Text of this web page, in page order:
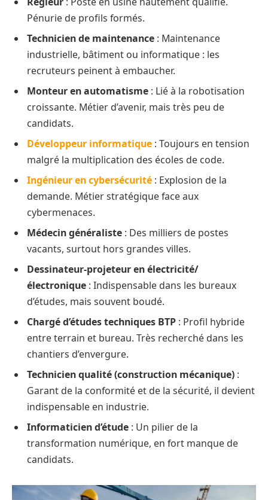
Pénurie de profils formés.
Technicien de maintenance : Maintenance
industrielle, bâtiment ou informatique : les
recruteurs peinent à embaucher.
Monteur en automatisme : Lié à la robotisation
croissante. Métier d’avenir, mais très peu de
candidats.
Développeur informatique : Toujours en tension
malgré la multiplication des écoles de code.
Ingénieur en cybersécurité : Explosion de la
demande. Métier stratégique face aux
cybermenaces.
Médecin généraliste : Des milliers de postes
vacants, surtout hors grandes villes.
Dessinateur-projeteur en électricité/
électronique : Indispensable dans les bureaux
d’études, mais souvent boudé.
Chargé d’études techniques BTP : Profil hybride
entre terrain et bureau. Très recherché dans les
chantiers d’envergure.
Technicien qualité (construction mécanique) :
Garant de la conformité et de la sécurité, il devient
indispensable en industrie.
Informaticien d’étude : Un pilier de la
transformation numérique, en fort manque de
candidats.